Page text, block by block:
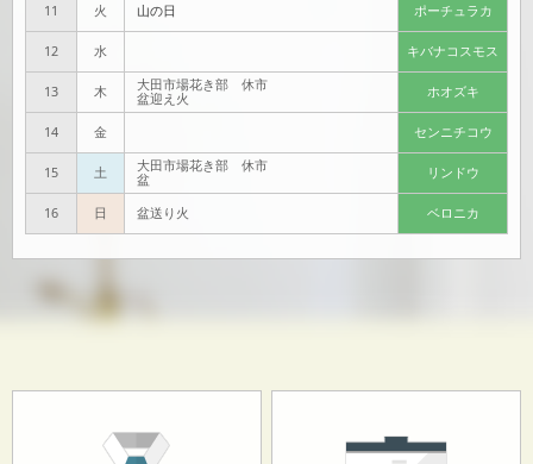
【メディア掲載】自由民主党女性局の機関誌『りぶる』に弊社内
藤の著書が紹介されました
自由民主党の女性局が発行する月刊機関誌『りぶる』2026年7月
号にて、弊社内藤の著書『はじめての切り花ガイド』をご紹介い
ただきました。
本号には、大田市場の仲卸から国政へ進出され、大臣も歴任され
た平将明氏のインタビュー特集や、観葉植物の特別企画などが掲
載されています。
11 火 山の日 ポーチュラカ
12 水 キバナコスモス
13 木
大田市場花き部 休市
盆迎え火
ホオズキ
14 金 センニチコウ
15 土
大田市場花き部 休市
盆
リンドウ
16 日 盆送り火 ベロニカ